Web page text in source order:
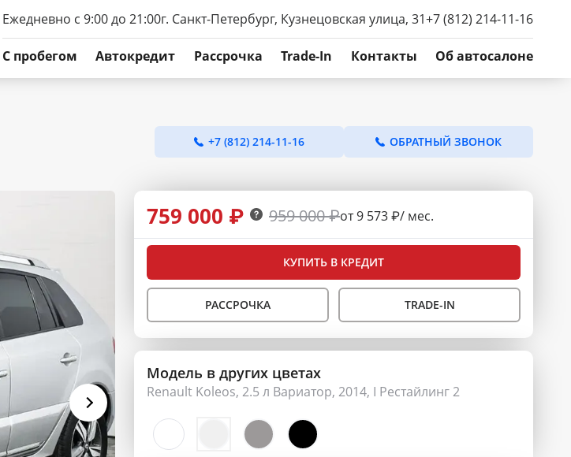
Ежедневно с 9:00 до 21:00г. Санкт-Петербург, Кузнецовская улица, 31+7 (812) 214-11-16
C пробегом Автокредит Рассрочка Trade-In Контакты Об автосалоне
+7 (812) 214-11-16 ОБРАТНЫЙ ЗВОНОК
759 000 ₽ 959 000 ₽от 9 573 ₽/ мес.
КУПИТЬ В КРЕДИТ
РАССРОЧКА TRADE-IN
Модель в других цветах
Renault Koleos, 2.5 л Вариатор, 2014, I Рестайлинг 2